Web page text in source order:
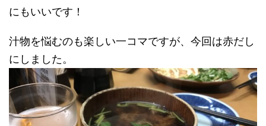
にもいいです！
汁物を悩むのも楽しい一コマですが、今回は赤だし
にしました。